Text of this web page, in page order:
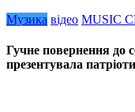
Музика відео MUSIC
Гучне повернення до
презентувала